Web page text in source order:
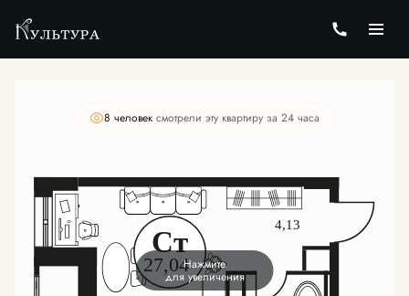
Студия27.02 м Цена по запросу
8 человек смотрели эту квартиру за 24 часа
Нажмите
для увеличения